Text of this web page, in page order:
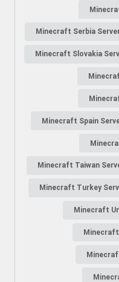
Minecraft Serbia
Minecraft Slovakia
Minecraft Spain
Minecraft Taiwan
Minecraft Turkey
Minecraft
Minecraft